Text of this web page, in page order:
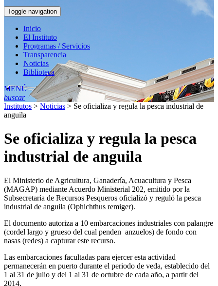
Toggle navigation
Inicio
El Instituto
Programas / Servicios
Transparencia
Noticias
Biblioteca
MENÚ
buscar
Institutos > Noticias > Se oficializa y regula la pesca industrial de
anguila
Se oficializa y regula la pesca
industrial de anguila
El Ministerio de Agricultura, Ganadería, Acuacultura y Pesca
(MAGAP) mediante Acuerdo Ministerial 202, emitido por la
Subsecretaría de Recursos Pesqueros oficializó y reguló la pesca
industrial de anguila (Ophichthus remiger).
El documento autoriza a 10 embarcaciones industriales con palangre
(cordel largo y grueso del cual penden anzuelos) de fondo con
nasas (redes) a capturar este recurso.
Las embarcaciones facultadas para ejercer esta actividad
permanecerán en puerto durante el periodo de veda, establecido del
1 al 31 de julio y del 1 al 31 de octubre de cada año, a partir del
2014.